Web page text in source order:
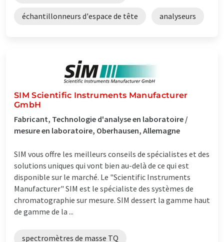
échantillonneurs d'espace de tête analyseurs
SIM Scientific Instruments Manufacturer
GmbH
Fabricant, Technologie d'analyse en laboratoire /
mesure en laboratoire, Oberhausen, Allemagne
SIM vous offre les meilleurs conseils de spécialistes et des
solutions uniques qui vont bien au-delà de ce qui est
disponible sur le marché. Le "Scientific Instruments
Manufacturer" SIM est le spécialiste des systèmes de
chromatographie sur mesure. SIM dessert la gamme haut
de gamme de la ...
spectromètres de masse TQ